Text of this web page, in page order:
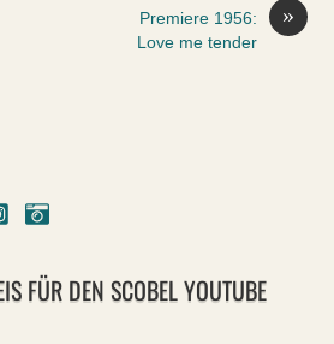
»
Premiere 1956:
Love me tender
Instagram
FÜR DEN SCOBEL YOUTUBE